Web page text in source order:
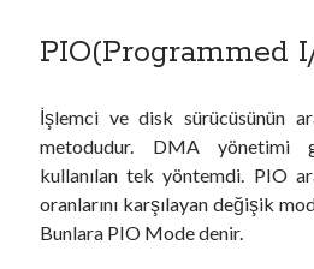
Windows(5)
PIO(Programmed
İşlemci ve disk sürücüsünün
metodudur. DMA yönetimi
kullanılan tek yöntemdi. PIO
oranlarını karşılayan değişik
Bunlara PIO Mode denir.